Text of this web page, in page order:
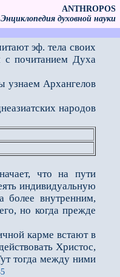
ANTHROPOS
Энциклопедия духовной науки
эф. тела своих
с почитанием Духа
узнаем Архангелов
народов
что на пути
индивидуальную
более внутренним,
но когда прежде
карме встают в
Христос,
тогда между ними